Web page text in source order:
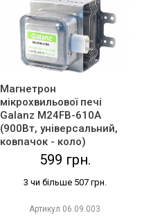
Магнетрон
мікрохвильової печі
Galanz M24FB-610A
(900Вт, універсальний,
ковпачок - коло)
599 грн.
3 чи більше 507 грн.
Артикул 06.09.003